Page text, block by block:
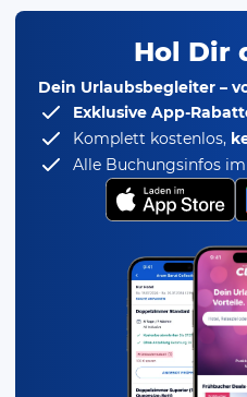
Hol Dir
Dein Urlaubsbegleiter –
Exklusive App-
Komplett kostenlos,
Alle Buchungsinfos